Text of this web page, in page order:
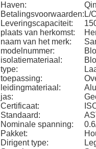
Haven:
Betalingsvoorwaarden: L/
Leveringscapaciteit:
plaats van herkomst:
naam van het merk:
modelnummer:
isolatiemateriaal:
type:
toepassing:
leidingmateriaal:
jas:
Certificaat:
Standaard:
Nominale spanning:
Pakket:
Dirigent type: